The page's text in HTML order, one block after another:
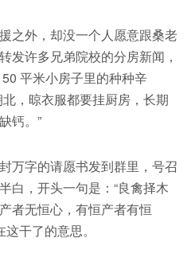
之外，却没一个人愿意跟桑老
发许多兄弟院校的分房新闻，
平米小房子里的种种辛
，晾衣服都要挂厨房，长期
钙。”
万字的请愿书发到群里，号召
白，开头一句是：“良禽择木
者无恒心，有恒产者有恒
干了的意思。